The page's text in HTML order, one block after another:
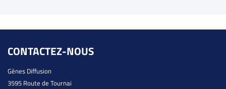
CONTACTEZ-NOUS
Gènes Diffusion
3595 Route de Tournai